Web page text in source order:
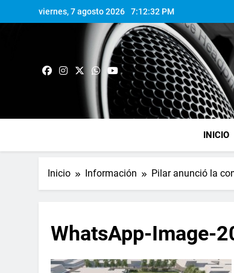
viernes, 7 agosto 2026 7:12:33 PM
INICIO
Inicio Información Pilar anunció la
WhatsApp-Image-